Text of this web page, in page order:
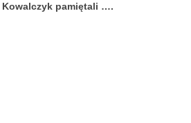
pamiętali ….